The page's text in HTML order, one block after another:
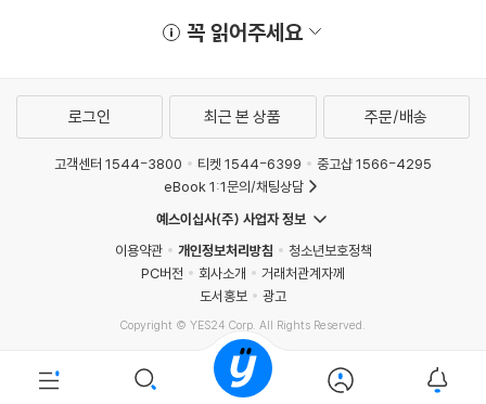
꼭 읽어주세요
로그인 최근 본 상품 주문/배송
고객센터 1544-3800 티켓 1544-6399
중고샵 1566-4295
eBook 1:1문의/채팅상담
예스이십사(주) 사업자 정보
이용약관
개인정보처리방침
청소년보호정책
PC버전
회사소개
거래처관계자께
도서홍보
광고
Copyright © YES24 Corp. All Rights Reserved.